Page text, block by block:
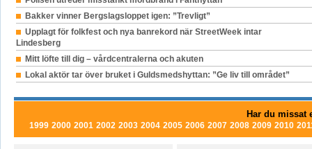
Bakker vinner Bergslagsloppet igen: ”Trevligt”
Upplagt för folkfest och nya banrekord när StreetWeek intar
Lindesberg
Mitt löfte till dig – vårdcentralerna och akuten
Lokal aktör tar över bruket i Guldsmedshyttan: ”Ge liv till området”
Har du missat
1999 2000 2001 2002 2003 2004 2005 2006 2007 2008 2009 2010